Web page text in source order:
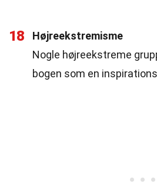
18
Højreekstremisme
Nogle højreekstreme
bogen som en